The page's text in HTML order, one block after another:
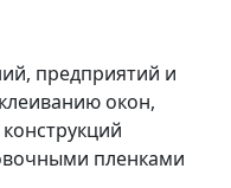
предприятий и
окон,
пленками